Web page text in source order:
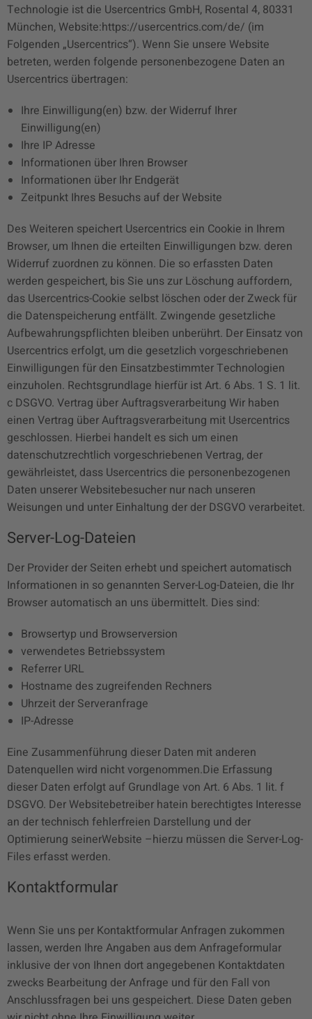
Technologie ist die Usercentrics GmbH, Rosental 4, 80331
München, Website:https://usercentrics.com/de/ (im
Folgenden „Usercentrics“). Wenn Sie unsere Website
betreten, werden folgende personenbezogene Daten an
Usercentrics übertragen:
Ihre Einwilligung(en) bzw. der Widerruf Ihrer
Einwilligung(en)
Ihre IP Adresse
Informationen über Ihren Browser
Informationen über Ihr Endgerät
Zeitpunkt Ihres Besuchs auf der Website
Des Weiteren speichert Usercentrics ein Cookie in Ihrem
Browser, um Ihnen die erteilten Einwilligungen bzw. deren
Widerruf zuordnen zu können. Die so erfassten Daten
werden gespeichert, bis Sie uns zur Löschung auffordern,
das Usercentrics-Cookie selbst löschen oder der Zweck für
die Datenspeicherung entfällt. Zwingende gesetzliche
Aufbewahrungspflichten bleiben unberührt. Der Einsatz von
Usercentrics erfolgt, um die gesetzlich vorgeschriebenen
Einwilligungen für den Einsatzbestimmter Technologien
einzuholen. Rechtsgrundlage hierfür ist Art. 6 Abs. 1 S. 1 lit.
c DSGVO. Vertrag über Auftragsverarbeitung Wir haben
einen Vertrag über Auftragsverarbeitung mit Usercentrics
geschlossen. Hierbei handelt es sich um einen
datenschutzrechtlich vorgeschriebenen Vertrag, der
gewährleistet, dass Usercentrics die personenbezogenen
Daten unserer Websitebesucher nur nach unseren
Weisungen und unter Einhaltung der der DSGVO verarbeitet.
Server-Log-Dateien
Der Provider der Seiten erhebt und speichert automatisch
Informationen in so genannten Server-Log-Dateien, die Ihr
Browser automatisch an uns übermittelt. Dies sind:
Browsertyp und Browserversion
verwendetes Betriebssystem
Referrer URL
Hostname des zugreifenden Rechners
Uhrzeit der Serveranfrage
IP-Adresse
Eine Zusammenführung dieser Daten mit anderen
Datenquellen wird nicht vorgenommen.Die Erfassung
dieser Daten erfolgt auf Grundlage von Art. 6 Abs. 1 lit. f
DSGVO. Der Websitebetreiber hatein berechtigtes Interesse
an der technisch fehlerfreien Darstellung und der
Optimierung seinerWebsite –hierzu müssen die Server-Log-
Files erfasst werden.
Kontaktformular
Wenn Sie uns per Kontaktformular Anfragen zukommen
lassen, werden Ihre Angaben aus dem Anfrageformular
inklusive der von Ihnen dort angegebenen Kontaktdaten
zwecks Bearbeitung der Anfrage und für den Fall von
Anschlussfragen bei uns gespeichert. Diese Daten geben